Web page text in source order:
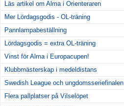
Läs artikel om Alma i Orienteraren
Mer Lördagsgodis - OL-träning
Pannlampabeställning
Lördagsgodis = extra OL-träning
Vinst för Alma i Europacupen!
Klubbmästerskap i medeldistans
Swedish League och ungdomsseriefinalen
Flera pallplatser på Vilselöpet